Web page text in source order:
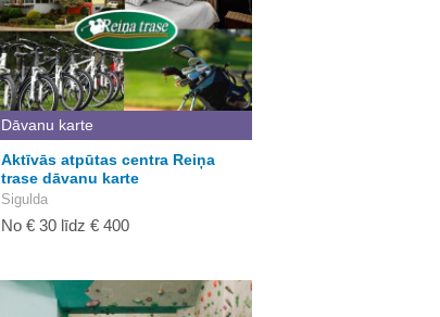
Dāvanu karte
Aktīvās atpūtas centra Reiņa
trase dāvanu karte
Sigulda
No € 30 līdz € 400